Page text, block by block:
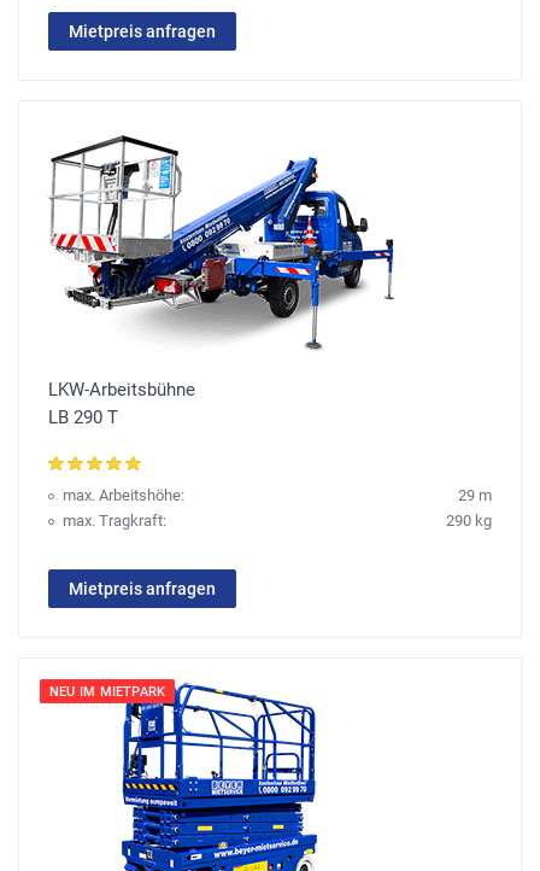
Mietpreis anfragen
LKW-Arbeitsbühne
LB 290 T
max. Arbeitshöhe:
29 m
max. Tragkraft:
290 kg
Mietpreis anfragen
NEU IM MIETPARK